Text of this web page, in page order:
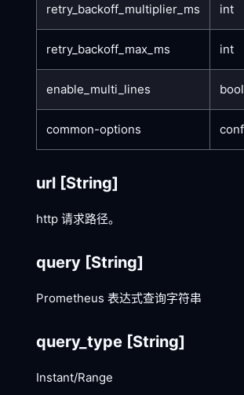
retry_backoff_multiplier_ms int
retry_backoff_max_ms int
enable_multi_lines
common-options
url [String]
http 请求路径。
query [String]
Prometheus 表达式查询字符串
query_type [String]
Instant/Range